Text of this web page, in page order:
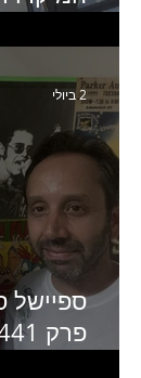
של יד2
ספיישל
2 ביולי